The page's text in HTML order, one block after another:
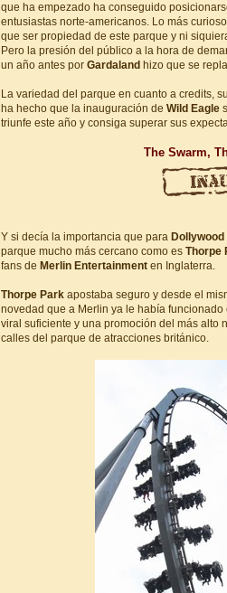
que ha empezado ha conseguido
entusiastas norte-americanos. Lo más
que ser propiedad de este parque y ni
Pero la presión del público a la hora de
un año antes por Gardaland hizo que se
La variedad del parque en cuanto a credits,
ha hecho que la inauguración de Wild Eagle
triunfe este año y consiga superar sus
The Swarm,
Y si decía la importancia que para Dollywood
parque mucho más cercano como es Thorpe
fans de Merlin Entertainment en Inglaterra.
Thorpe Park apostaba seguro y desde el
novedad que a Merlin ya le había funcionado
viral suficiente y una promoción del más alto
calles del parque de atracciones británico.